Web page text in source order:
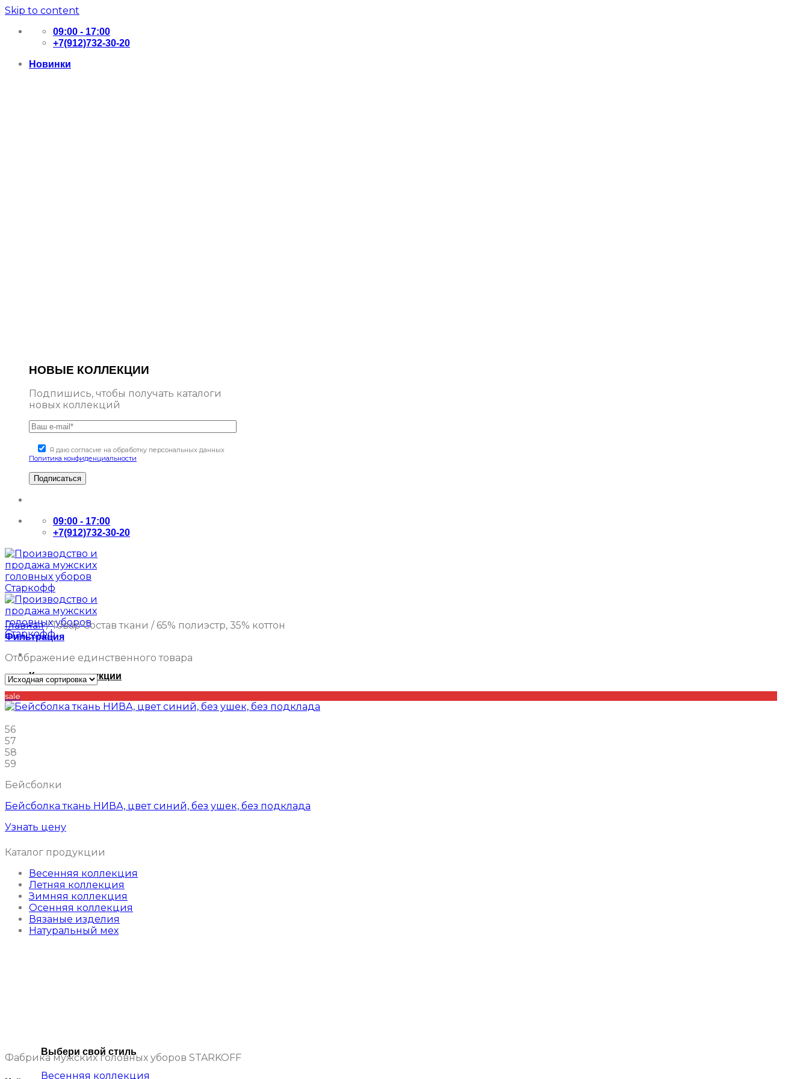
Skip to content
09:00 - 17:00
+7(912)732-30-20
Новинки
НОВЫЕ КОЛЛЕКЦИИ
Подпишись, чтобы получать каталоги
новых коллекций
Я даю согласие на обработку персональных данных
Политика конфиденциальности
09:00 - 17:00
+7(912)732-30-20
Каталог продукции
Выбери свой стиль
Весенняя коллекция
Главная /Товар Состав ткани / 65% полиэстр, 35% коттон
Фильтрация
Отображение единственного товара
sale
56
57
58
59
Бейсболки
Бейсболка ткань НИВА, цвет синий, без ушек, без подклада
Узнать цену
Каталог продукции
Весенняя коллекция
Летняя коллекция
Зимняя коллекция
Осенняя коллекция
Вязаные изделия
Натуральный мех
Фабрика мужских головных уборов STARKOFF